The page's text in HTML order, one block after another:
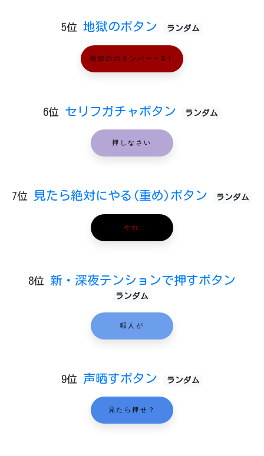
5位 地獄のボタン ランダム
地獄のボタンパート3！
6位 セリフガチャボタン ランダム
押しなさい
7位 見たら絶対にやる(重め)ボタン ランダム
やれ
8位 新・深夜テンションで押すボタン
ランダム
暇人が
9位 声晒すボタン ランダム
見たら押せ？